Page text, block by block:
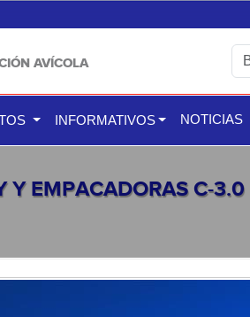
AVÍCOLA
INFORMATIVOS NOTICIAS
Y EMPACADORAS C-3.0